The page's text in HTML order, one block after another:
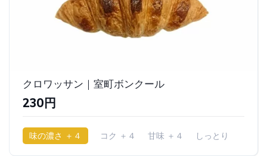
クロワッサン｜室町ボンクール
230円
味の濃さ ＋４ コク ＋４ 甘味 ＋４ しっとり